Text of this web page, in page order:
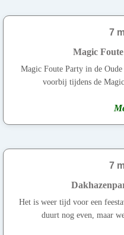
7
Magic
Magic Foute Party in de
voorbij tijdens de
7
Het is weer tijd voor een
duurt nog even, maar